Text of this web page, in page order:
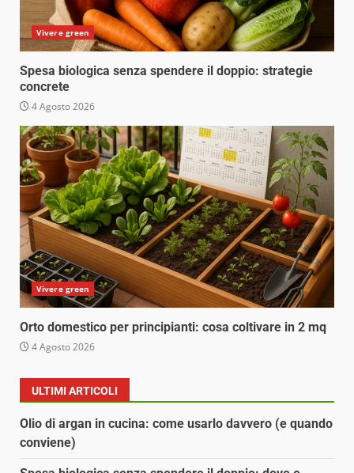
Vivere green
Spesa biologica senza spendere il doppio: strategie
concrete
4 Agosto 2026
Vivere green
Orto domestico per principianti: cosa coltivare in 2 mq
4 Agosto 2026
ULTIMI ARTICOLI
Olio di argan in cucina: come usarlo davvero (e quando
conviene)